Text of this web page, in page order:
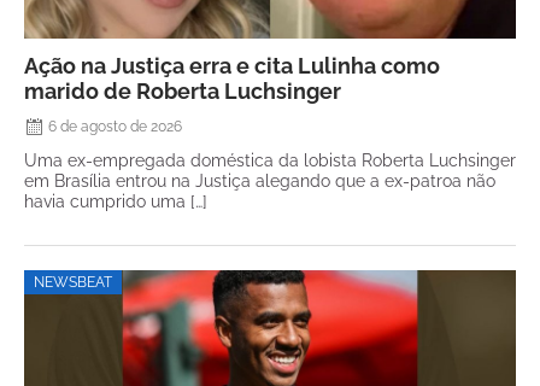
Ação na Justiça erra e cita Lulinha como
marido de Roberta Luchsinger
6 de agosto de 2026
Uma ex-empregada doméstica da lobista Roberta Luchsinger
em Brasília entrou na Justiça alegando que a ex-patroa não
havia cumprido uma […]
NEWSBEAT